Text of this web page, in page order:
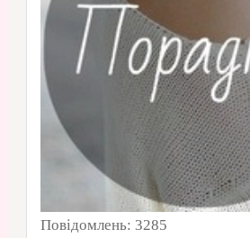
Повідомлень: 3285